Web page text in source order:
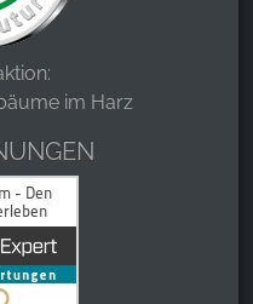
im Harz